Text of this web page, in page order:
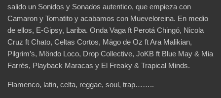
salido un Sonidos y Sonados autentico, que empieza con
Camaron y Tomatito y acabamos con Mueveloreina. En medio
de ellos, E-Gipsy, Lariba. Onda Vaga ft Perotá Chingó, Nicola
Cruz ft Chato, Celtas Cortos, Mägo de Oz ft Ara Malikian,
Pilgrim’s, Möndo Loco, Drop Collective, JoKB ft Blue May & Mia
Farrés, Playback Maracas y El Freaky & Trapical Minds.
Flamenco, latin, celta, reggae, soul, trap……..